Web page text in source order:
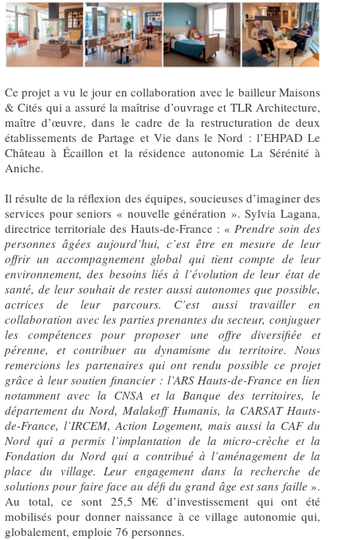
Ce projet a vu le jour en collaboration avec le bailleur Maisons
& Cités qui a assuré la maîtrise d’ouvrage et TLR Architecture,
maître d’œuvre, dans le cadre de la restructuration de deux
établissements de Partage et Vie dans le Nord : l’EHPAD Le
Château à Écaillon et la résidence autonomie La Sérénité à
Aniche.
Il résulte de la réflexion des équipes, soucieuses d’imaginer des
services pour seniors « nouvelle génération ». Sylvia Lagana,
directrice territoriale des Hauts-de-France : « Prendre soin des
personnes âgées aujourd’hui, c’est être en mesure de leur
offrir un accompagnement global qui tient compte de leur
environnement, des besoins liés à l’évolution de leur état de
santé, de leur souhait de rester aussi autonomes que possible,
actrices de leur parcours. C’est aussi travailler en
collaboration avec les parties prenantes du secteur, conjuguer
les compétences pour proposer une offre diversifiée et
pérenne, et contribuer au dynamisme du territoire. Nous
remercions les partenaires qui ont rendu possible ce projet
grâce à leur soutien financier : l’ARS Hauts-de-France en lien
notamment avec la CNSA et la Banque des territoires, le
département du Nord, Malakoff Humanis, la CARSAT Hauts-
de-France, l’IRCEM, Action Logement, mais aussi la CAF du
Nord qui a permis l’implantation de la micro-crèche et la
Fondation du Nord qui a contribué à l’aménagement de la
place du village. Leur engagement dans la recherche de
solutions pour faire face au défi du grand âge est sans faille ».
Au total, ce sont 25,5 M€ d’investissement qui ont été
mobilisés pour donner naissance à ce village autonomie qui,
globalement, emploie 76 personnes.